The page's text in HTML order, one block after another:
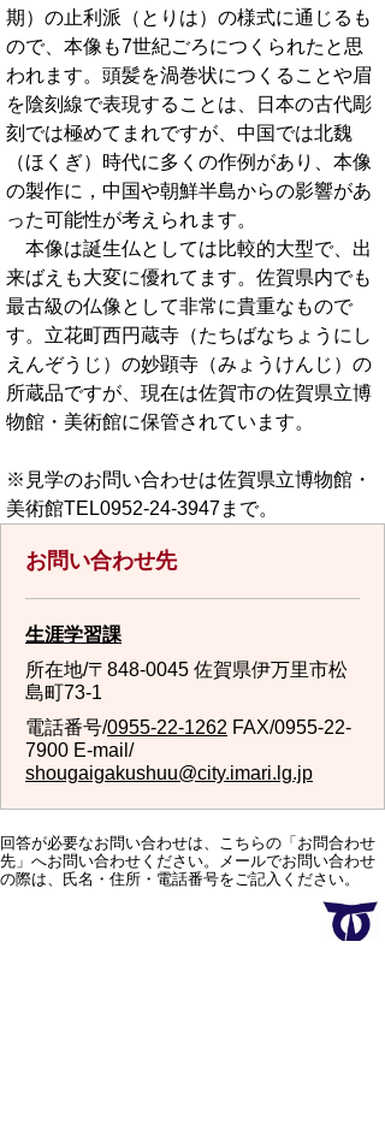
期）の止利派（とりは）の様式に通じるも
ので、本像も7世紀ごろにつくられたと思
われます。頭髪を渦巻状につくることや眉
を陰刻線で表現することは、日本の古代彫
刻では極めてまれですが、中国では北魏
（ほくぎ）時代に多くの作例があり、本像
の製作に，中国や朝鮮半島からの影響があ
った可能性が考えられます。
本像は誕生仏としては比較的大型で、出
来ばえも大変に優れてます。佐賀県内でも
最古級の仏像として非常に貴重なもので
す。立花町西円蔵寺（たちばなちょうにし
えんぞうじ）の妙顕寺（みょうけんじ）の
所蔵品ですが、現在は佐賀市の佐賀県立博
物館・美術館に保管されています。
※見学のお問い合わせは佐賀県立博物館・
美術館TEL0952-24-3947まで。
お問い合わせ先
生涯学習課
所在地/〒848-0045 佐賀県伊万里市松
島町73-1
電話番号/0955-22-1262 FAX/0955-22-
7900 E-mail/
shougaigakushuu@city.imari.lg.jp
回答が必要なお問い合わせは、こちらの「お問合わせ
先」へお問い合わせください。メールでお問い合わせ
の際は、氏名・住所・電話番号をご記入ください。